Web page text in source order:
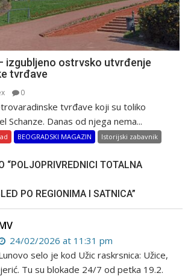
izgubljeno ostrvsko utvrđenje
tvrđave
0
tvrđave koji su toliko
Schanze. Danas od njega nema...
BEOGRADSKI MAGAZIN Istorijski zabavnik
“POLJOPRIVREDNICI TOTALNA
PO REGIONIMA I SATNICA”
24/02/2026 at 11:31 pm
selo je kod Užic raskrsnica: Užice,
Tu su blokade 24/7 od petka 19.2.